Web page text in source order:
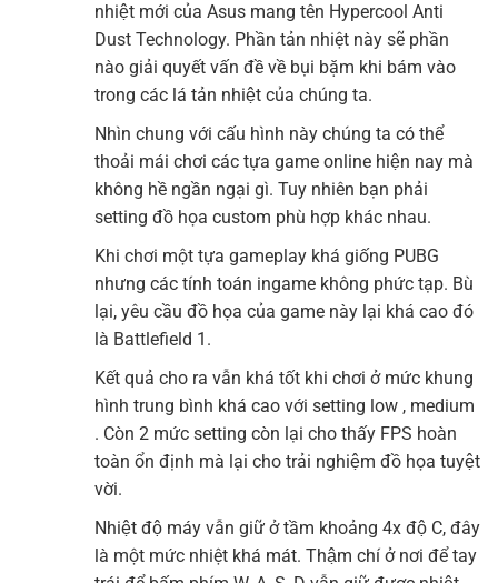
nhiệt mới của Asus mang tên Hypercool Anti
Dust Technology. Phần tản nhiệt này sẽ phần
nào giải quyết vấn đề về bụi bặm khi bám vào
trong các lá tản nhiệt của chúng ta.
Nhìn chung với cấu hình này chúng ta có thể
thoải mái chơi các tựa game online hiện nay mà
không hề ngần ngại gì. Tuy nhiên bạn phải
setting đồ họa custom phù hợp khác nhau.
Khi chơi một tựa gameplay khá giống PUBG
nhưng các tính toán ingame không phức tạp. Bù
lại, yêu cầu đồ họa của game này lại khá cao đó
là Battlefield 1.
Kết quả cho ra vẫn khá tốt khi chơi ở mức khung
hình trung bình khá cao với setting low , medium
. Còn 2 mức setting còn lại cho thấy FPS hoàn
toàn ổn định mà lại cho trải nghiệm đồ họa tuyệt
vời.
Nhiệt độ máy vẫn giữ ở tầm khoảng 4x độ C, đây
là một mức nhiệt khá mát. Thậm chí ở nơi để tay